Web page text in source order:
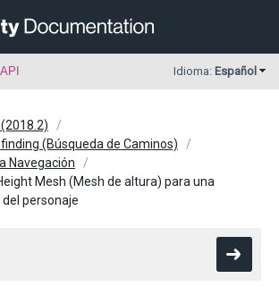
Idioma: Español
(Búsqueda de Caminos)
Navegación
Mesh (Mesh de altura) para una
personaje